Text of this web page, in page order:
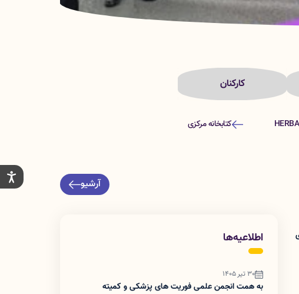
کارکنان
کتابخانه مرکزی
آرشیو
اطلاعیه‌ها
30 تیر 1405
به همت انجمن علمی فوریت های پزشکی و کمیته